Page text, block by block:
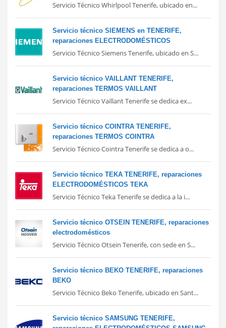
Servicio Técnico Whirlpool Tenerife, ubicado en...
Servicio técnico SIEMENS en TENERIFE,
reparaciones ELECTRODOMÉSTICOS
Servicio Técnico Siemens Tenerife, ubicado en S...
Servicio técnico VAILLANT TENERIFE,
reparaciones TERMOS VAILLANT
Servicio Técnico Vaillant Tenerife se dedica ex...
Servicio técnico COINTRA TENERIFE,
reparaciones TERMOS COINTRA
Servicio Técnico Cointra Tenerife se dedica a o...
Servicio técnico TEKA TENERIFE, reparaciones
ELECTRODOMÉSTICOS TEKA
Servicio Técnico Teka Tenerife se dedica a la i...
Servicio técnico OTSEIN TENERIFE, reparaciones
electrodomésticos
Servicio Técnico Otsein Tenerife, con sede en S...
Servicio técnico BEKO TENERIFE, reparaciones
BEKO
Servicio Técnico Beko Tenerife, ubicado en Sant...
Servicio técnico SAMSUNG TENERIFE,